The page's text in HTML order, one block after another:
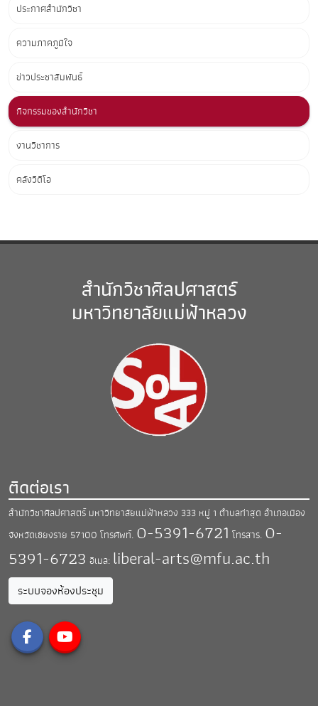
ประกาศสำนักวิชา
ความภาคภูมิใจ
ข่าวประชาสัมพันธ์
กิจกรรมของสำนักวิชา
งานวิชาการ
คลังวิดีโอ
สำนักวิชาศิลปศาสตร์
มหาวิทยาลัยแม่ฟ้าหลวง
ติดต่อเรา
สำนักวิชาศิลปศาสตร์ มหาวิทยาลัยแม่ฟ้าหลวง 333 หมู่ 1 ตำบลท่าสุด อำเภอเมือง
จังหวัดเชียงราย 57100 โทรศัพท์. 0-5391-6721 โทรสาร. 0-
5391-6723 อีเมล: liberal-arts@mfu.ac.th
ระบบจองห้องประชุม